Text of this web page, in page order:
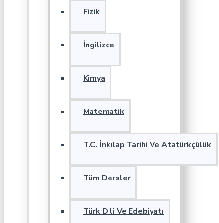
Fizik
İngilizce
Kimya
Matematik
T.C. İnkılap Tarihi Ve Atatürkçülük
Tüm Dersler
Türk Dili Ve Edebiyatı